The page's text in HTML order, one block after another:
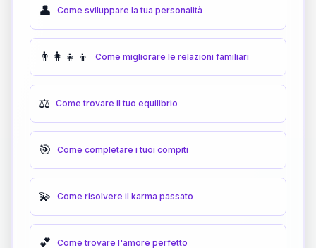
👤 Come sviluppare la tua personalità
👨‍👩‍👧‍👦 Come migliorare le relazioni familiari
⚖️ Come trovare il tuo equilibrio
🎯 Come completare i tuoi compiti
💫 Come risolvere il karma passato
💕 Come trovare l'amore perfetto